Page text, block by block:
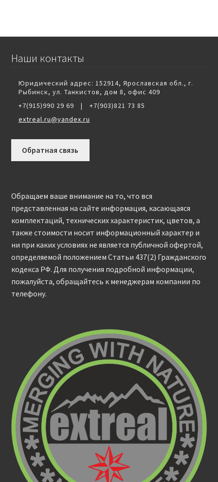
Наши контакты
Юридический адрес: 152914, Ярославская обл., г.
Рыбинск, ул. Танкистов, дом 8, офис 409
+7(915)990 29 69
|
+7(903)821 73 85
extreal.ru@yandex.ru
Обратная связь
Обращаем ваше внимание на то, что вся
представленная на сайте информация, касающаяся
комплектаций, технических характеристик, цветов, а
также стоимости носит информационный характер и
ни при каких условиях не является публичной офертой,
определяемой положением Статьи 437(2) Гражданского
кодекса РФ. Для получения подробной информации,
пожалуйста, обращайтесь к менеджерам компании по
телефону.